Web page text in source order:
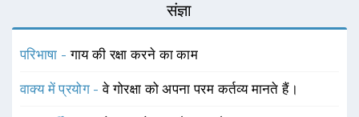
संज्ञा
परिभाषा -गाय की रक्षा करने का काम
वाक्य में प्रयोग -वे गोरक्षा को अपना परम कर्तव्य मानते हैं।